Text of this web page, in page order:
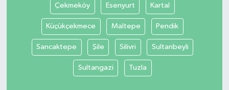
Çekmeköy Esenyurt Kartal
Küçükçekmece Maltepe Pendik
Sancaktepe Şile Silivri Sultanbeyli
Sultangazi Tuzla